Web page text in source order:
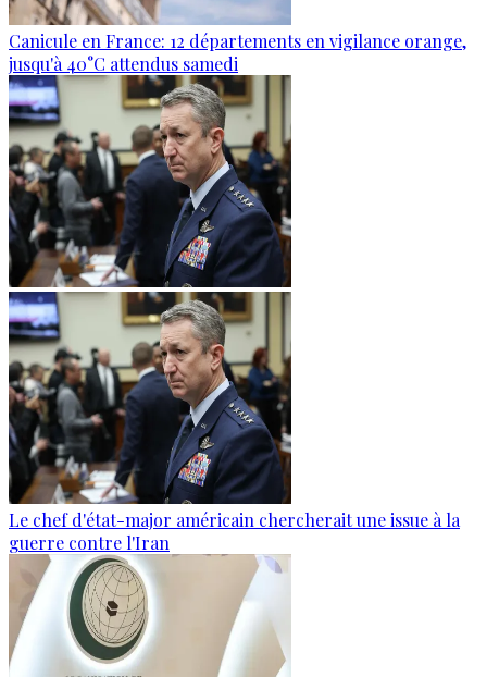
Canicule en France: 12 départements en vigilance orange,
jusqu'à 40°C attendus samedi
Le chef d'état-major américain chercherait une issue à la
guerre contre l'Iran